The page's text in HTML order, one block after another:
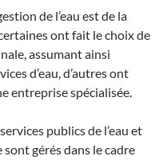
de l’eau est de la
ont fait le choix de
assumant ainsi
d’eau, d’autres ont
entreprise spécialisée.
publics de l’eau et
sont gérés dans le cadre